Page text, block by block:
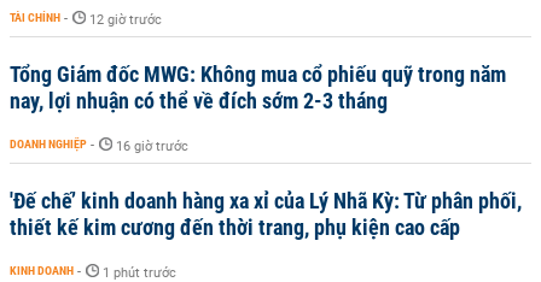
TÀI CHÍNH - 12 giờ trước
Tổng Giám đốc MWG: Không mua cổ phiếu quỹ trong năm
nay, lợi nhuận có thể về đích sớm 2-3 tháng
DOANH NGHIỆP - 16 giờ trước
'Đế chế’ kinh doanh hàng xa xỉ của Lý Nhã Kỳ: Từ phân phối,
thiết kế kim cương đến thời trang, phụ kiện cao cấp
KINH DOANH - 1 phút trước